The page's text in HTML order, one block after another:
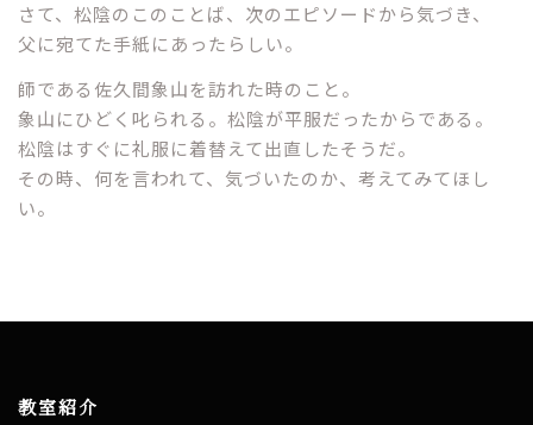
さて、松陰のこのことば、次のエピソードから気づき、
父に宛てた手紙にあったらしい。
師である佐久間象山を訪れた時のこと。
象山にひどく叱られる。松陰が平服だったからである。
松陰はすぐに礼服に着替えて出直したそうだ。
その時、何を言われて、気づいたのか、考えてみてほし
い。
教室紹介